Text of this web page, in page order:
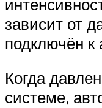
зависит от
подключён к
Когда
системе,